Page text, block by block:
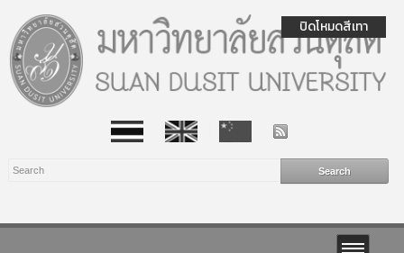
ปิดโหมดสีเทา